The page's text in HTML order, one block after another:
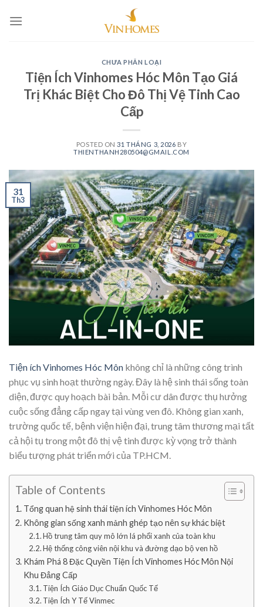
CHƯA PHÂN LOẠI
Tiện Ích Vinhomes Hóc Môn Tạo Giá
Trị Khác Biệt Cho Đô Thị Vệ Tinh Cao
Cấp
POSTED ON31 THÁNG 3, 2026 BY
THIENTHANH280504@GMAIL.COM
31
Th3
Tiện ích Vinhomes Hóc Môn không chỉ là những công trình
phục vụ sinh hoạt thường ngày. Đây là hệ sinh thái sống toàn
diện, được quy hoạch bài bản. Mỗi cư dân được thụ hưởng
cuộc sống đẳng cấp ngay tại vùng ven đô. Không gian xanh,
trường quốc tế, bệnh viện hiện đại, trung tâm thương mại tất
cả hội tụ trong một đô thị vệ tinh được kỳ vọng trở thành
biểu tượng phát triển mới của TP.HCM.
Table of Contents
Tổng quan hệ sinh thái tiện ích Vinhomes Hóc Môn
Không gian sống xanh mảnh ghép tạo nên sự khác biệt
Hồ trung tâm quy mô lớn lá phổi xanh của toàn khu
Hệ thống công viên nội khu và đường dạo bộ ven hồ
Khám Phá 8 Đặc Quyền Tiện Ích Vinhomes Hóc Môn Nội
Khu Đẳng Cấp
Tiện Ích Giáo Dục Chuẩn Quốc Tế
Tiện Ích Y Tế Vinmec